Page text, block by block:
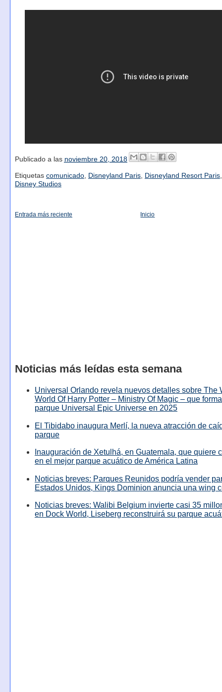
Publicado a las noviembre 20, 2018
Etiquetas comunicado, Disneyland Paris, Disneyland Resort Paris
Disney Studios
Entrada más reciente Inicio
Noticias más leídas esta semana
Universal Orlando revela nuevos detalles sobre The
World Of Harry Potter – Ministry Of Magic – que
parque Universal Epic Universe en 2025
El Tibidabo inaugura Merlí, la nueva atracción de
parque
Inauguración de Xetulhá, en Guatemala, que quiere
en el mejor parque acuático de América Latina
Noticias breves: Parques Reunidos podría vender
Estados Unidos, Kings Dominion anuncia una wing
Noticias breves: Walibi Belgium invierte casi 35
en Dock World, Liseberg reconstruirá su parque